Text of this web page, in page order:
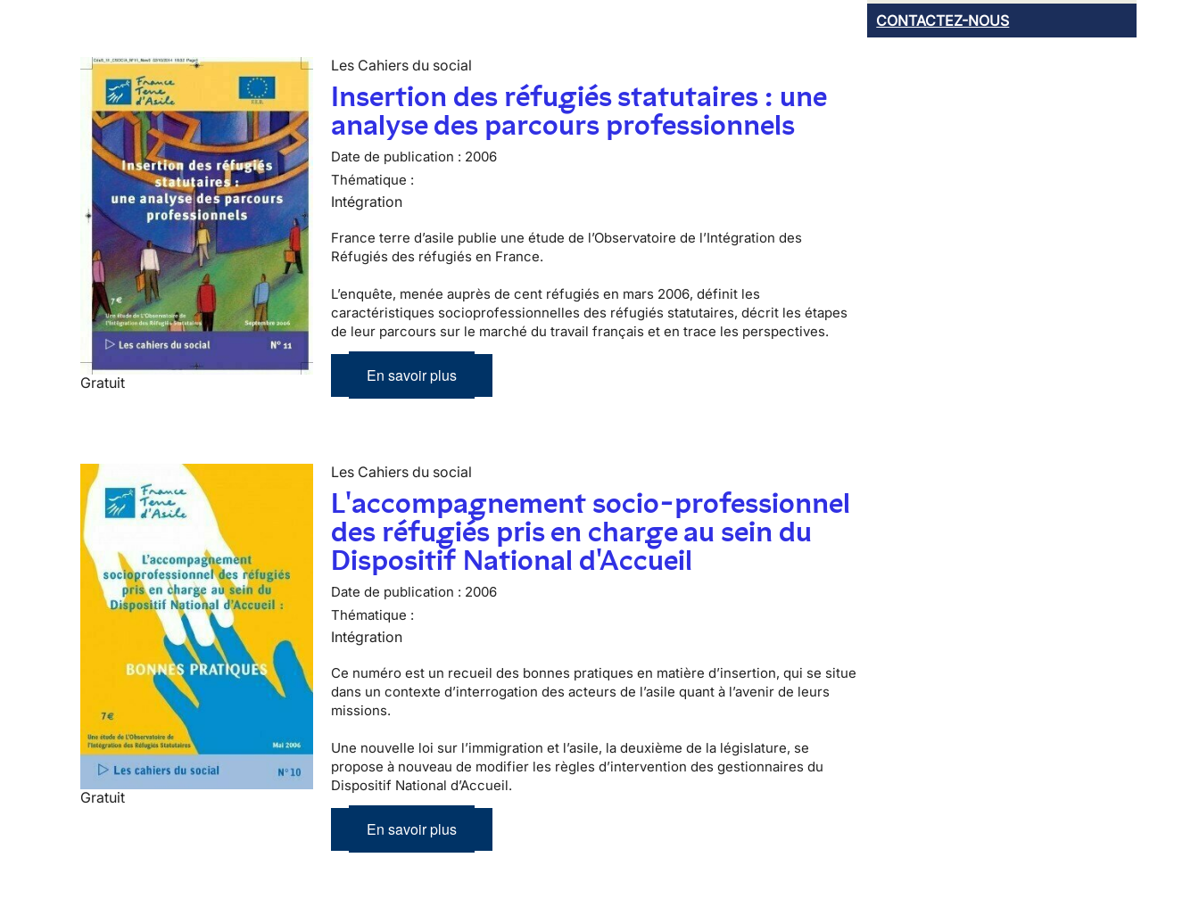
Gratuit
Les Cahiers du social
Insertion des réfugiés statutaires : une
analyse des parcours professionnels
Date de publication : 2006
Thématique :
Intégration
France terre d’asile publie une étude de l’Observatoire de l’Intégration des
Réfugiés des réfugiés en France.
L’enquête, menée auprès de cent réfugiés en mars 2006, définit les
caractéristiques socioprofessionnelles des réfugiés statutaires, décrit les étapes
de leur parcours sur le marché du travail français et en trace les perspectives.
En savoir plus
Gratuit
Les Cahiers du social
L'accompagnement socio-professionnel
des réfugiés pris en charge au sein du
Dispositif National d'Accueil
Date de publication : 2006
Thématique :
Intégration
Ce numéro est un recueil des bonnes pratiques en matière d’insertion, qui se situe
dans un contexte d’interrogation des acteurs de l’asile quant à l’avenir de leurs
missions.
Une nouvelle loi sur l’immigration et l’asile, la deuxième de la législature, se
propose à nouveau de modifier les règles d’intervention des gestionnaires du
Dispositif National d’Accueil.
En savoir plus
CONTACTEZ-NOUS